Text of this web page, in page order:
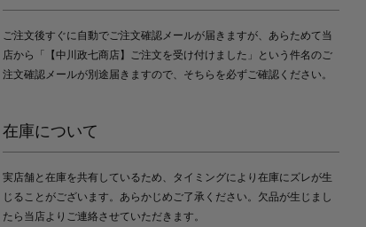
ご注文後すぐに自動でご注文確認メールが届きますが、あらためて当
店から「【中川政七商店】ご注文を受け付けました」という件名のご
注文確認メールが別途届きますので、そちらを必ずご確認ください。
在庫について
実店舗と在庫を共有しているため、タイミングにより在庫にズレが生
じることがございます。あらかじめご了承ください。欠品が生じまし
たら当店よりご連絡させていただきます。